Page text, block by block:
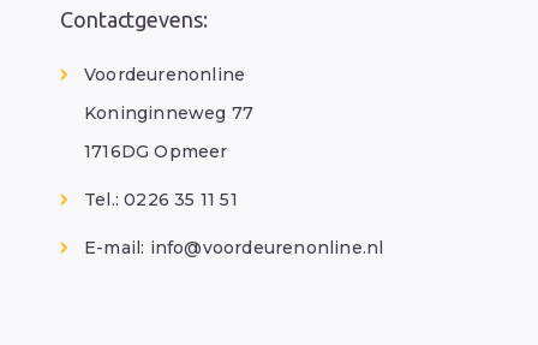
Contactgevens:
Voordeurenonline
Koninginneweg 77
1716DG Opmeer
Tel.: 0226 35 11 51
E-mail: info@voordeurenonline.nl